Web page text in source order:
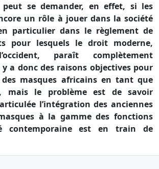
peut se demander, en effet, si les
un rôle à jouer dans la société
particulier dans le règlement de
pour lesquels le droit moderne,
paraît complètement
a donc des raisons objectives pour
masques africains en tant que
mais le problème est de savoir
l’intégration des anciennes
à la gamme des fonctions
contemporaine est en train de